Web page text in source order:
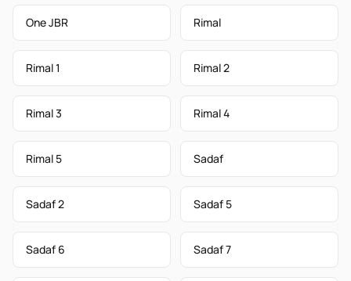
One JBR Rimal
Rimal 1 Rimal 2
Rimal 3 Rimal 4
Rimal 5 Sadaf
Sadaf 2 Sadaf 5
Sadaf 6 Sadaf 7